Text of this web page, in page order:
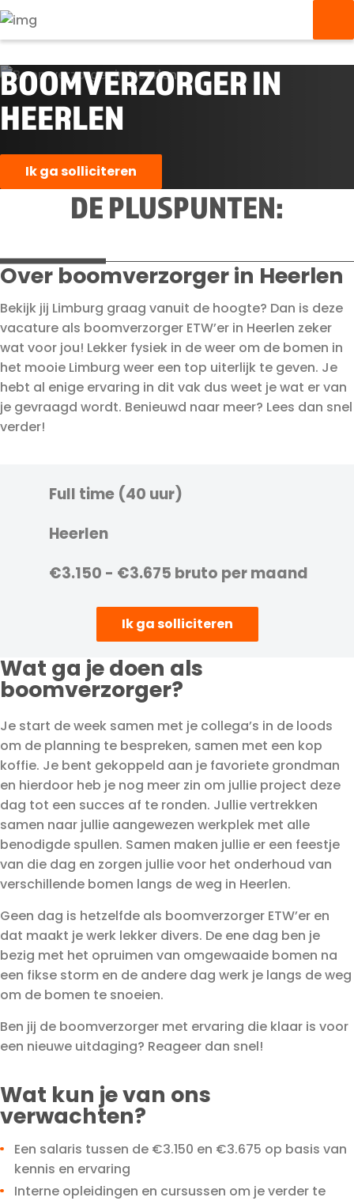
BOOMVERZORGER IN
HEERLEN
Ik ga solliciteren
DE PLUSPUNTEN:
Over boomverzorger in Heerlen
Bekijk jij Limburg graag vanuit de hoogte? Dan is deze
vacature als boomverzorger ETW’er in Heerlen zeker
wat voor jou! Lekker fysiek in de weer om de bomen in
het mooie Limburg weer een top uiterlijk te geven. Je
hebt al enige ervaring in dit vak dus weet je wat er van
je gevraagd wordt. Benieuwd naar meer? Lees dan snel
verder!
Full time (40 uur)
Heerlen
€3.150 - €3.675 bruto per maand
Ik ga solliciteren
Wat ga je doen als
boomverzorger?
Je start de week samen met je collega’s in de loods
om de planning te bespreken, samen met een kop
koffie. Je bent gekoppeld aan je favoriete grondman
en hierdoor heb je nog meer zin om jullie project deze
dag tot een succes af te ronden. Jullie vertrekken
samen naar jullie aangewezen werkplek met alle
benodigde spullen. Samen maken jullie er een feestje
van die dag en zorgen jullie voor het onderhoud van
verschillende bomen langs de weg in Heerlen.
Geen dag is hetzelfde als boomverzorger ETW’er en
dat maakt je werk lekker divers. De ene dag ben je
bezig met het opruimen van omgewaaide bomen na
een fikse storm en de andere dag werk je langs de weg
om de bomen te snoeien.
Ben jij de boomverzorger met ervaring die klaar is voor
een nieuwe uitdaging? Reageer dan snel!
Wat kun je van ons
verwachten?
Een salaris tussen de €3.150 en €3.675 op basis van
kennis en ervaring
Interne opleidingen en cursussen om je verder te